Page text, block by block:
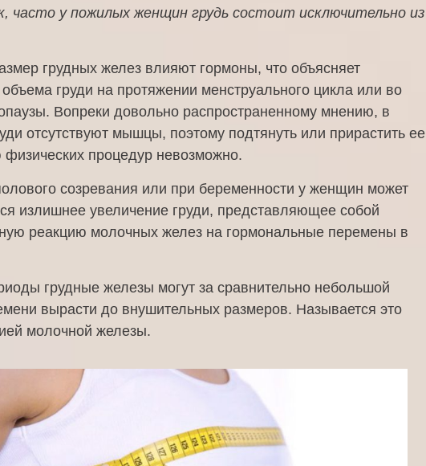
часто у пожилых женщин грудь состоит исключительно из
грудных желез влияют гормоны, что объясняет
груди на протяжении менструального цикла или во
Вопреки довольно распространенному мнению, в
отсутствуют мышцы, поэтому подтянуть или прирастить ее
процедур невозможно.
созревания или при беременности у женщин может
излишнее увеличение груди, представляющее собой
реакцию молочных желез на гормональные перемены в
грудные железы могут за сравнительно небольшой
вырасти до внушительных размеров. Называется это
молочной железы.